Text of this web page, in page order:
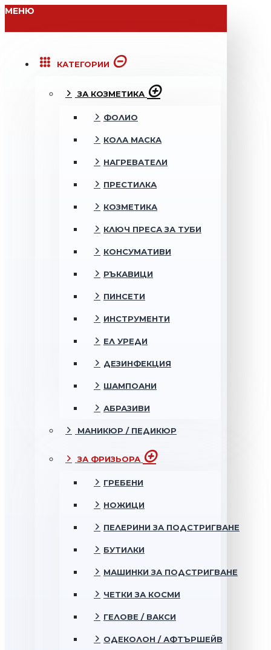
МЕНЮ
КАТЕГОРИИ
ЗА КОЗМЕТИКА
ФОЛИО
КОЛА МАСКА
НАГРЕВАТЕЛИ
ПРЕСТИЛКА
КОЗМЕТИКА
КЛЮЧ ПРЕСА ЗА ТУБИ
КОНСУМАТИВИ
РЪКАВИЦИ
ПИНСЕТИ
ИНСТРУМЕНТИ
ЕЛ УРЕДИ
ДЕЗИНФЕКЦИЯ
ШАМПОАНИ
АБРАЗИВИ
МАНИКЮР / ПЕДИКЮР
ЗА ФРИЗЬОРА
ГРЕБЕНИ
НОЖИЦИ
ПЕЛЕРИНИ ЗА ПОДСТРИГВАНЕ
БУТИЛКИ
МАШИНКИ ЗА ПОДСТРИГВАНЕ
ЧЕТКИ ЗА КОСМИ
ГЕЛОВЕ / ВАКСИ
ОДЕКОЛОН / АФТЪРШЕЙВ